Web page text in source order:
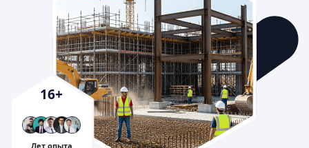
16+
Лет опыта